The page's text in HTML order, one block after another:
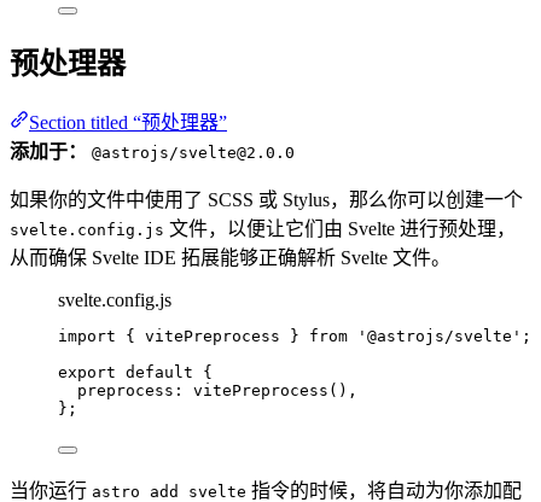
预处理器
Section titled “预处理器”
添加于：
@astrojs/svelte@2.0.0
如果你的文件中使用了 SCSS 或 Stylus，那么你可以创建一个
svelte.config.js 文件，以便让它们由 Svelte 进行预处理，
从而确保 Svelte IDE 拓展能够正确解析 Svelte 文件。
svelte.config.js
import { vitePreprocess } from ' @astrojs/svelte ' ;
export default {
preprocess: vitePreprocess (),
};
当你运行 astro add svelte 指令的时候，将自动为你添加配